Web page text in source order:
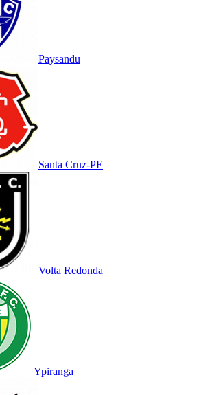
Paysandu
Santa Cruz-PE
Volta Redonda
Ypiranga